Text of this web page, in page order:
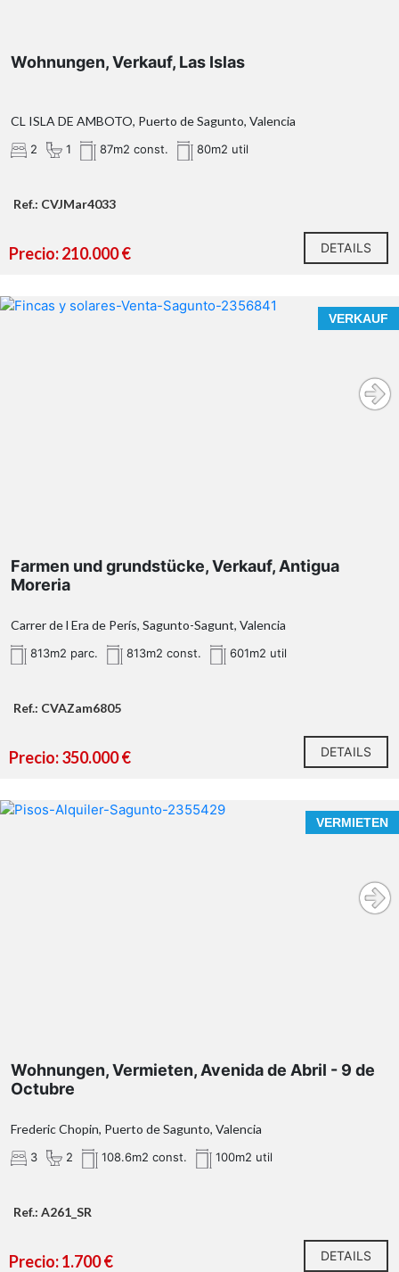
Wohnungen, Verkauf, Las Islas
CL ISLA DE AMBOTO, Puerto de Sagunto, Valencia
2 1 87m2 const. 80m2 util
Ref.: CVJMar4033
Precio: 210.000 € DETAILS
VERKAUF
Farmen und grundstücke, Verkauf, Antigua
Moreria
Carrer de l Era de Perís, Sagunto-Sagunt, Valencia
813m2 parc. 813m2 const. 601m2 util
Ref.: CVAZam6805
Precio: 350.000 € DETAILS
VERMIETEN
Wohnungen, Vermieten, Avenida de Abril - 9 de
Octubre
Frederic Chopin, Puerto de Sagunto, Valencia
3 2 108.6m2 const. 100m2 util
Ref.: A261_SR
Precio: 1.700 € DETAILS